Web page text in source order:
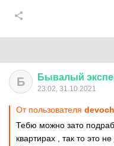
Б Бывалый
23:02, 31.10.2021
От пользователя
Тебю можно зато
квартирах , так то это